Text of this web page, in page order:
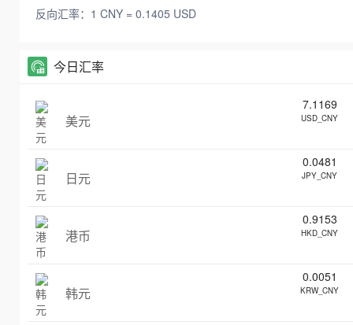
反向汇率：1 CNY = 0.1405 USD
今日汇率
美元
7.1169
USD_CNY
日元
0.0481
JPY_CNY
港币
0.9153
HKD_CNY
韩元
0.0051
KRW_CNY